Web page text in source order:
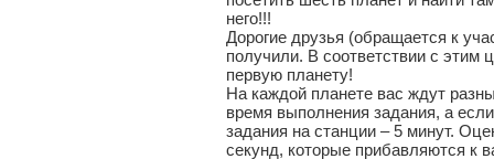
него!!!
Дорогие друзья (обращается к
получили. В соответствии с этим
первую планету!
На каждой планете вас ждут
время выполнения задания, а
задания на станции – 5 минут.
секунд, которые прибавляются к